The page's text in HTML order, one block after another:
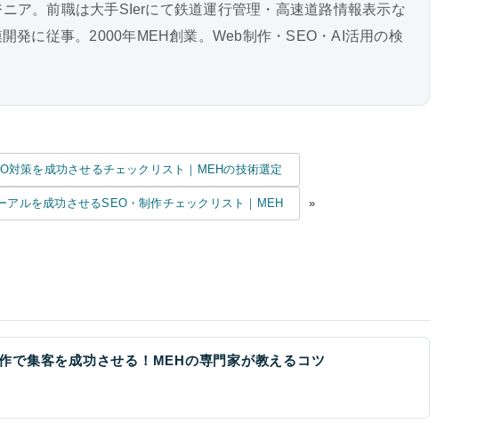
ア。前職は大手SIerにて鉄道運行管理・高速道路情報表示な
発に従事。2000年MEH創業。Web制作・SEO・AI活用の検
対策を成功させるチェックリスト｜MEHの技術選定
アルを成功させるSEO・制作チェックリスト｜MEH »
で集客を成功させる！MEHの専門家が教えるコツ